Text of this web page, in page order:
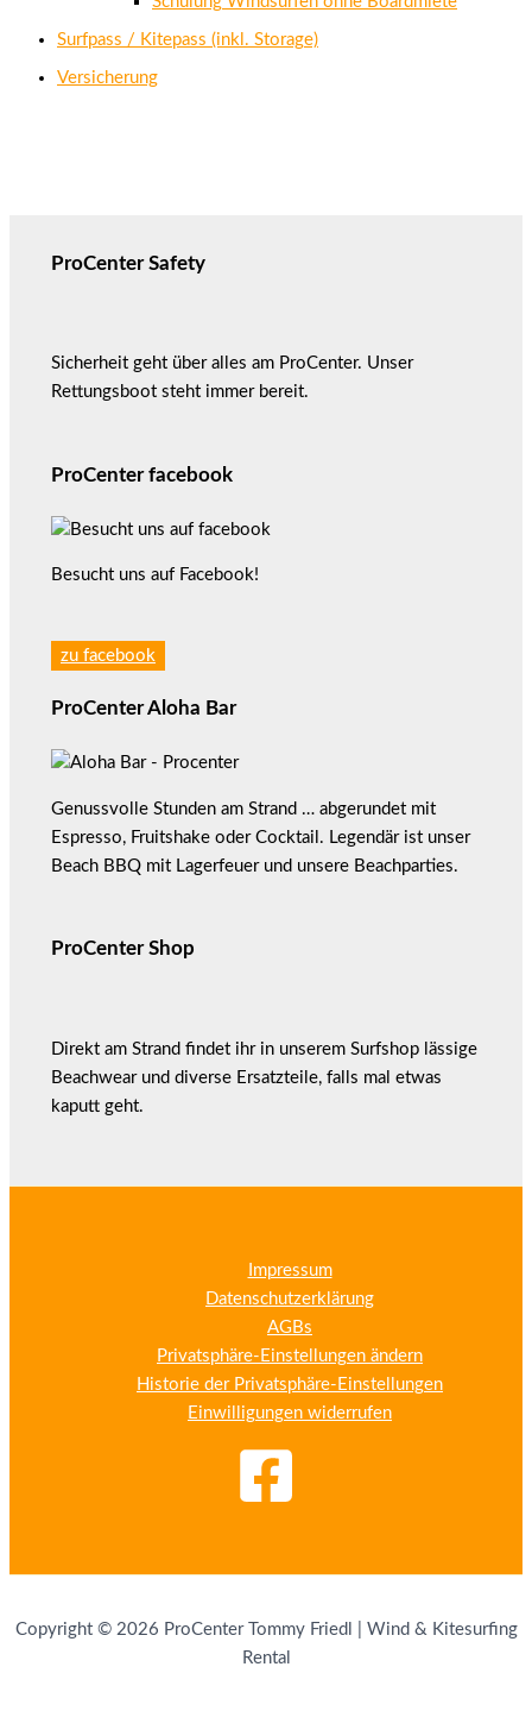
Surfpass / Kitepass (inkl. Storage)
Versicherung
ProCenter Safety
Sicherheit geht über alles am ProCenter. Unser
Rettungsboot steht immer bereit.
ProCenter facebook
Besucht uns auf Facebook!
zu facebook
ProCenter Aloha Bar
Genussvolle Stunden am Strand … abgerundet mit
Espresso, Fruitshake oder Cocktail. Legendär ist unser
Beach BBQ mit Lagerfeuer und unsere Beachparties.
ProCenter Shop
Direkt am Strand findet ihr in unserem Surfshop lässige
Beachwear und diverse Ersatzteile, falls mal etwas
kaputt geht.
Impressum
Datenschutzerklärung
AGBs
Privatsphäre-Einstellungen ändern
Historie der Privatsphäre-Einstellungen
Einwilligungen widerrufen
Copyright © 2026 ProCenter Tommy Friedl | Wind & Kitesurfing
Rental